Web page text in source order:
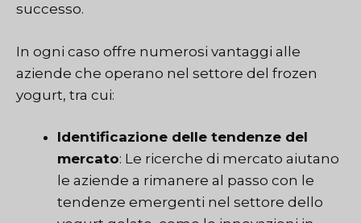
successo.
In ogni caso offre numerosi vantaggi alle
aziende che operano nel settore del frozen
yogurt, tra cui:
Identificazione delle tendenze del
mercato: Le ricerche di mercato aiutano
le aziende a rimanere al passo con le
tendenze emergenti nel settore dello